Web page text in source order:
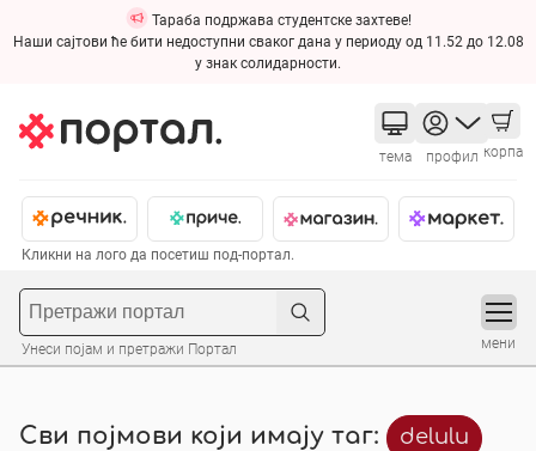
Тараба подржава студентске захтеве!
Наши сајтови ће бити недоступни сваког дана у периоду од 11.52 до 12.08
у знак солидарности.
тема профил корпа
Кликни на лого да посетиш под-портал.
Унеси појам и претражи Портал мени
Сви појмови који имају таг: delulu